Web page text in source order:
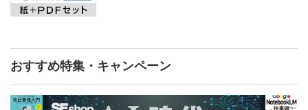
おすすめ特集・キャンペーン